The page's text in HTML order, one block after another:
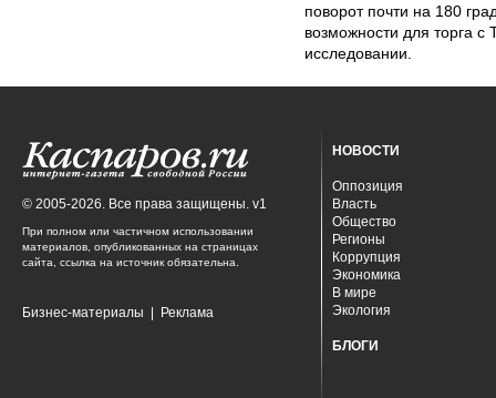
поворот почти на 180
возможности для торга
исследовании.
© 2005-2026. Все права защищены. v1
При полном или частичном использовании
материалов, опубликованных на страницах
сайта, ссылка на источник обязательна.
Бизнес-материалы Реклама
НОВОСТИ
Оппозиция
Власть
Общество
Регионы
Коррупция
Экономика
В мире
Экология
БЛОГИ